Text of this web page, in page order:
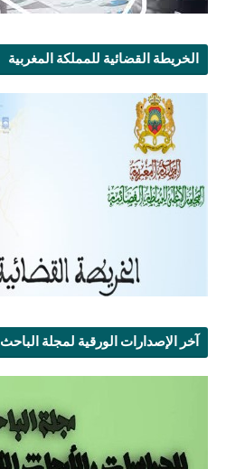
الخريطة القضائية للمملكة المغربية
آخر الإصدارات الورقية لمجلة الباحث